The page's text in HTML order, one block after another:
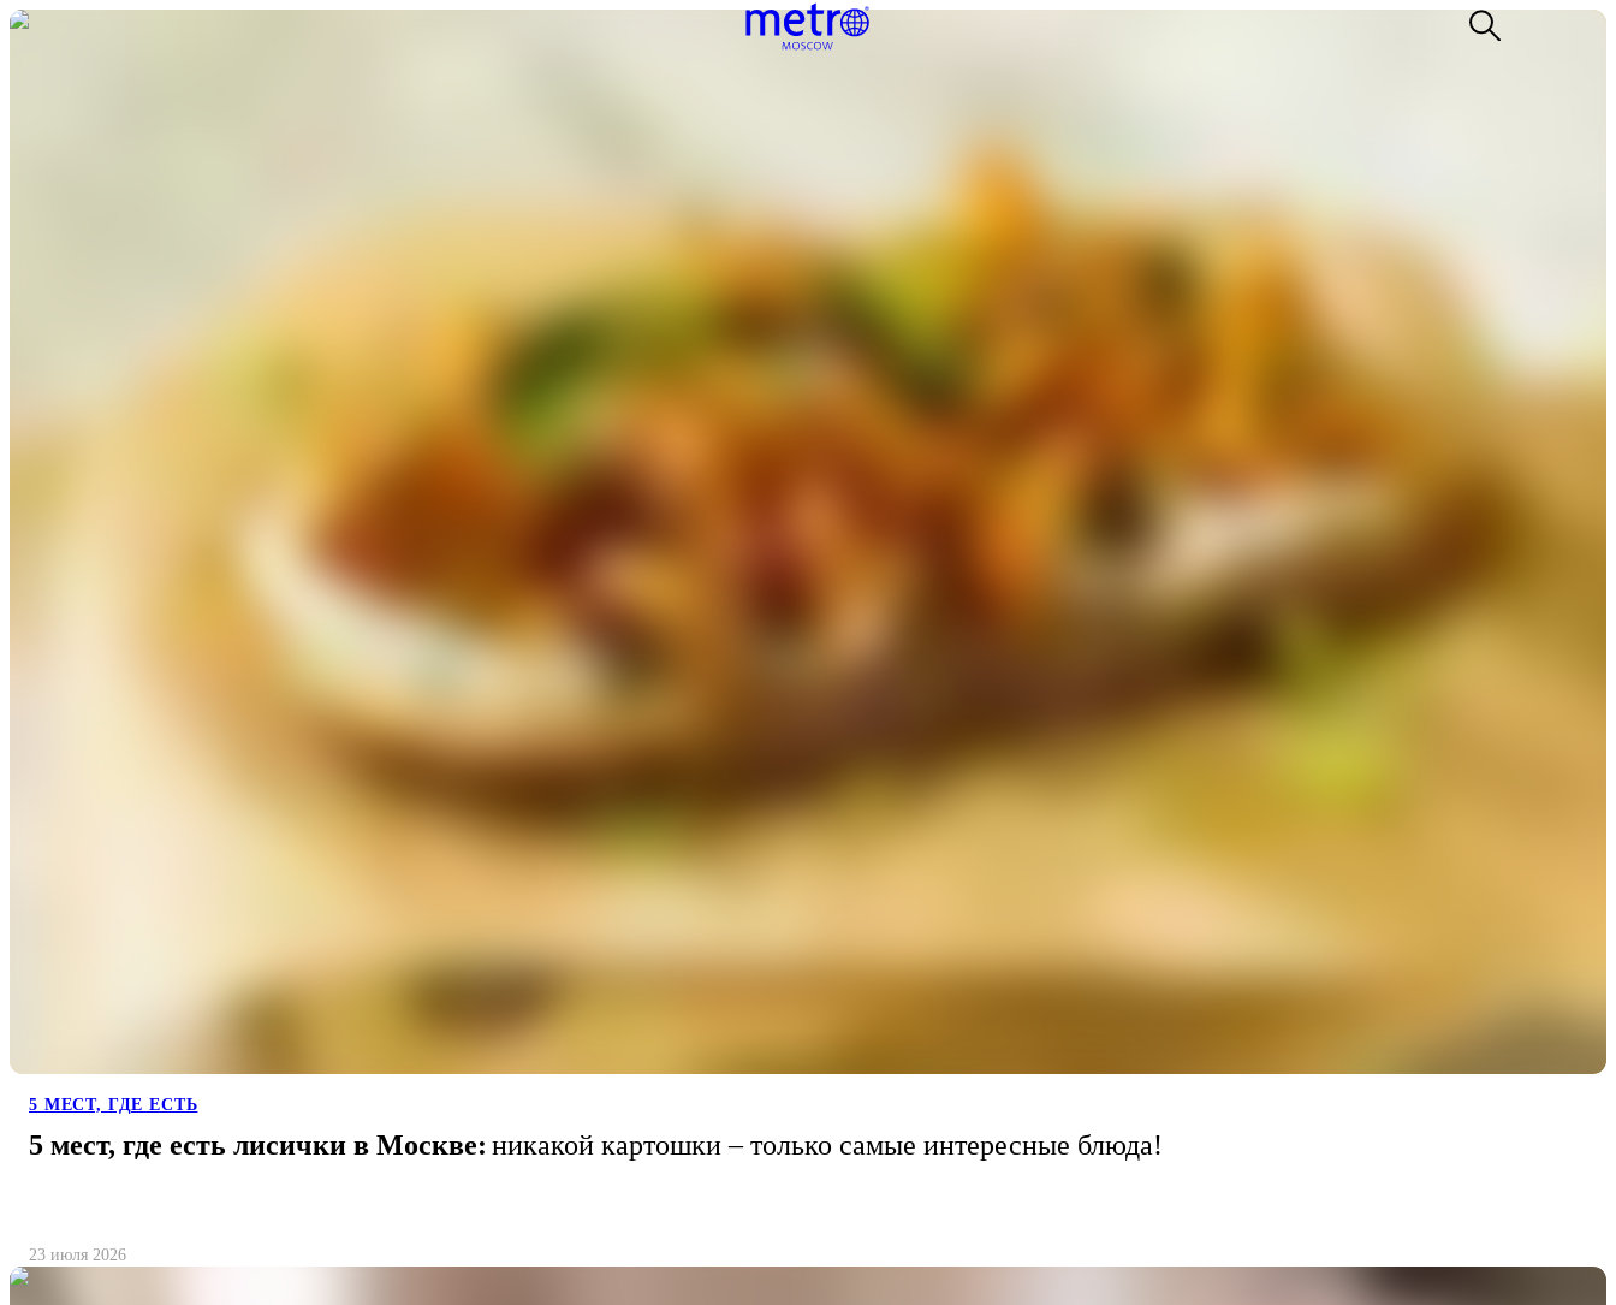
5 МЕСТ, ГДЕ ЕСТЬ
5 мест, где есть лисички в Москве: никакой картошки – только самые интересные блюда!
23 июля 2026